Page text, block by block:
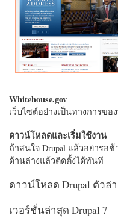
Whitehouse.gov
เว็บไซต์อย่างเป็นทางการขอ
ดาวน์โหลดและเริ่มใช้งาน
ถ้าสนใจ Drupal แล้วอย่ารอ
ด้านล่างแล้วติดตั้งได้ทันที
ดาวน์โหลด Drupal ตัวล่า
เวอร์ชั่นล่าสุด Drupal 7